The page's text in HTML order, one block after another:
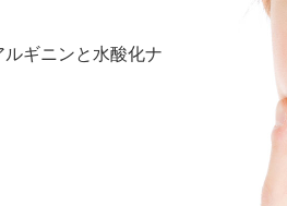
ギニンと水酸化ナ